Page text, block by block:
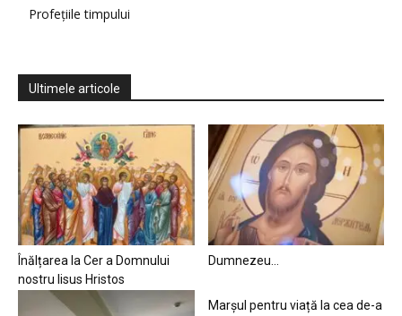
Profețiile timpului
Ultimele articole
Înălțarea la Cer a Domnului
nostru Iisus Hristos
Dumnezeu…
Marșul pentru viață la cea de-a